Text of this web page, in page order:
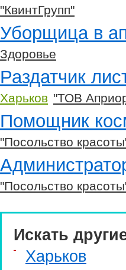
"КвинтГрупп"
Уборщица в
Здоровье
Раздатчик
Харьков "ТОВ
Помощник
"Посольство
"Посольство
Искать
Харьков